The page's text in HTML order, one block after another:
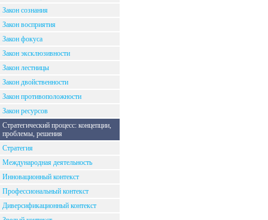
Закон сознания
Закон восприятия
Закон фокуса
Закон эксклюзивности
Закон лестницы
Закон двойственности
Закон противоположности
Закон ресурсов
Стратегический процесс: концепции,
проблемы, решения
Стратегия
Международная деятельность
Инновационный контекст
Профессиональный контекст
Диверсификационный контекст